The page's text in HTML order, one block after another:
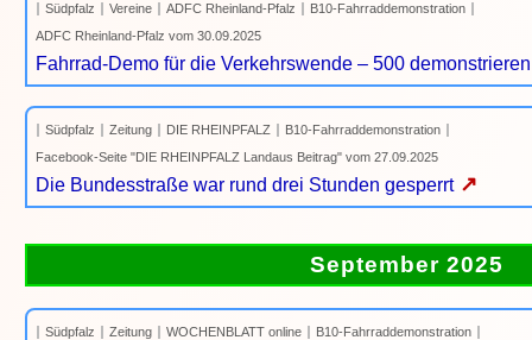
Südpfalz Vereine ADFC Rheinland-Pfalz
B10-Fahrraddemonstration
ADFC Rheinland-Pfalz vom 30.09.2025
Fahrrad-Demo für die Verkehrswende – 500
Südpfalz Zeitung DIE RHEINPFALZ
B10-Fahrraddemonstration
Facebook-Seite "DIE RHEINPFALZ Landaus Beitrag" vom 27.09.2025
Die Bundesstraße war rund drei Stunden gesperrt↗
September 2025
Südpfalz Zeitung WOCHENBLATT online
B10-Fahrraddemonstration